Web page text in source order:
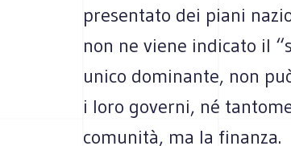
presentato dei piani
non ne viene indicato il
unico dominante, non
i loro governi, né
comunità, ma la finanza.